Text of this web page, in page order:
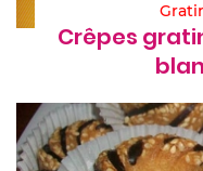
Crêpes